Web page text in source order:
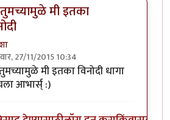
मी इतका
27/11/2015 10:34
toघ्या बोकाशेठ आणि पीयूषा
मी इतका विनोदी धागा
आभार्स् :)